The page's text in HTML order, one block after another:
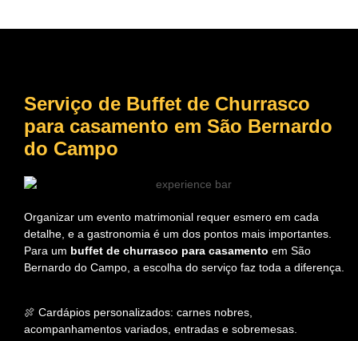
Serviço de Buffet de Churrasco
para casamento em São Bernardo
do Campo
Organizar um evento matrimonial requer esmero em cada
detalhe, e a gastronomia é um dos pontos mais importantes.
Para um buffet de churrasco para casamento em São
Bernardo do Campo, a escolha do serviço faz toda a diferença.
🍖 Cardápios personalizados: carnes nobres,
acompanhamentos variados, entradas e sobremesas.